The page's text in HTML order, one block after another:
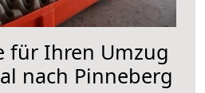
für Ihren Umzug
nach Pinneberg